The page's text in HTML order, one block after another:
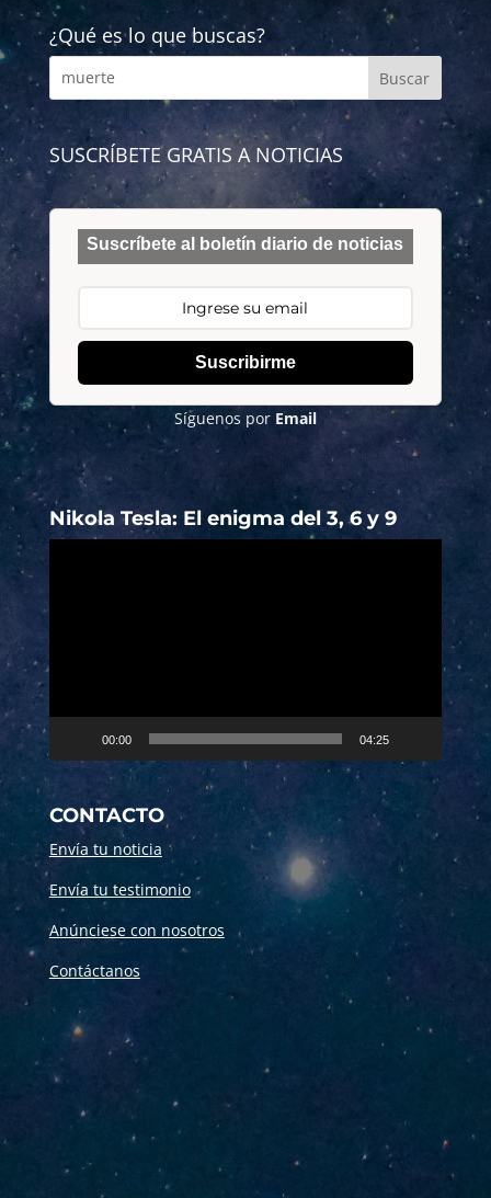
¿Qué es lo que buscas?
SUSCRÍBETE GRATIS A NOTICIAS
Suscríbete al boletín diario de noticias
Suscribirme
Síguenos por Email
Nikola Tesla: El enigma del 3, 6 y 9
00:00 04:25
CONTACTO
Envía tu noticia
Envía tu testimonio
Anúnciese con nosotros
Contáctanos